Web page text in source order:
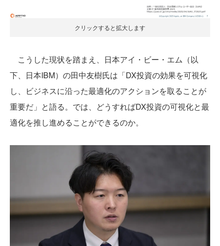
クリックすると拡大します
こうした現状を踏まえ、日本アイ・ビー・エム（以
下、日本IBM）の田中友樹氏は「DX投資の効果を可視化
し、ビジネスに沿った最適化のアクションを取ることが
重要だ」と語る。では、どうすればDX投資の可視化と最
適化を推し進めることができるのか。